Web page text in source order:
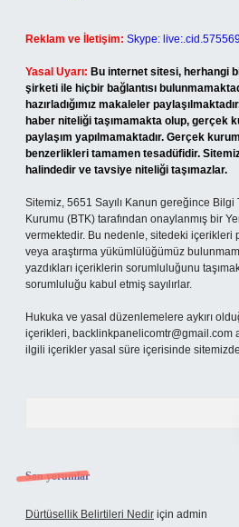
Reklam ve İletişim: Skype:
Yasal Uyarı: Bu internet sitesi, herhangi
şirketi ile hiçbir bağlantısı
hazırladığımız makaleler
haber niteliği taşımamakta olup, gerçek
paylaşım yapılmamaktadır. Gerçek
benzerlikleri tamamen tesadüfidir.
halindedir ve tavsiye niteliği taşımazlar.
Sitemiz, 5651 Sayılı Kanun gereğince
Kurumu (BTK) tarafından onaylanmış bir
vermektedir. Bu nedenle, sitedeki içerikleri
veya araştırma yükümlülüğümüz
yazdıkları içeriklerin sorumluluğunu
sorumluluğu kabul etmiş sayılırlar.
Hukuka ve yasal düzenlemelere aykırı
içerikleri, backlinkpanelicomtr@gmail.com
ilgili içerikler yasal süre içerisinde
Son yorumlar
Dürtüsellik Belirtileri Nedir için admin